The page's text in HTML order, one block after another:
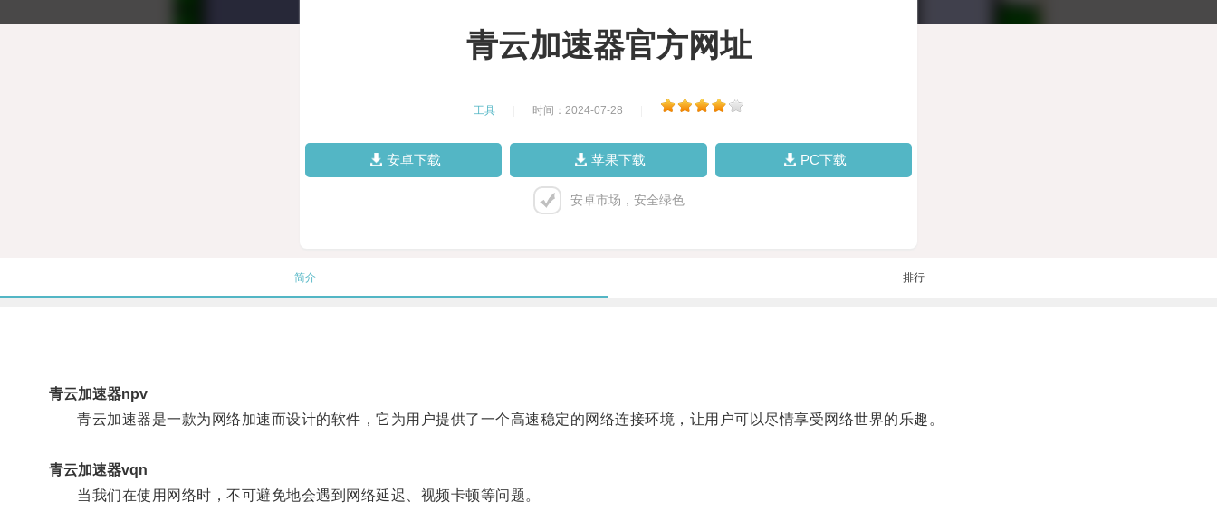
青云加速器官方网址
工具 时间：2024-07-28
安卓下载 苹果下载 PC下载
安卓市场，安全绿色
简介 排行
青云加速器npv
青云加速器是一款为网络加速而设计的软件，它为用户提供了一个高速稳定的网络连接环境，让用户可以尽情享受网络世界的乐趣。
青云加速器vqn
当我们在使用网络时，不可避免地会遇到网络延迟、视频卡顿等问题。